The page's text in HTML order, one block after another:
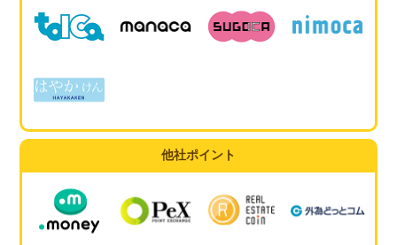
他社ポイント